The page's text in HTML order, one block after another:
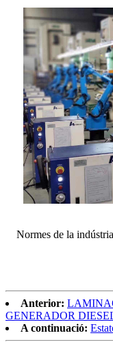
Normes de la
Anterior:
GENERADOR
A continuació: